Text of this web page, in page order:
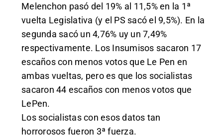
Melenchon pasó del 19% al 11,5% en la 1ª
vuelta Legislativa (y el PS sacó el 9,5%). En la
segunda sacó un 4,76% uy un 7,49%
respectivamente. Los Insumisos sacaron 17
escaños con menos votos que Le Pen en
ambas vueltas, pero es que los socialistas
sacaron 44 escaños con menos votos que
LePen.
Los socialistas con esos datos tan
horrorosos fueron 3ª fuerza.